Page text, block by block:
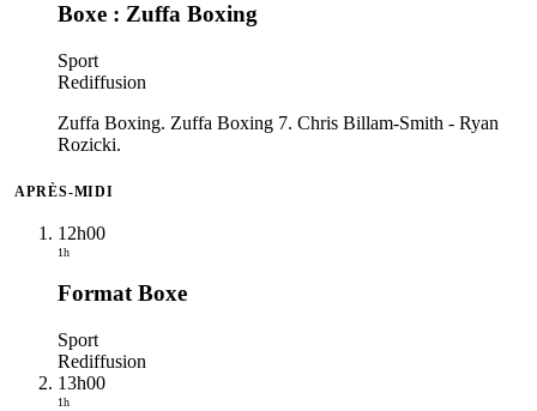
Boxe : Zuffa Boxing
Sport
Rediffusion
Zuffa Boxing. Zuffa Boxing 7. Chris Billam-Smith - Ryan
Rozicki.
APRÈS-MIDI
12h00
1h
Format Boxe
Sport
Rediffusion
13h00
1h